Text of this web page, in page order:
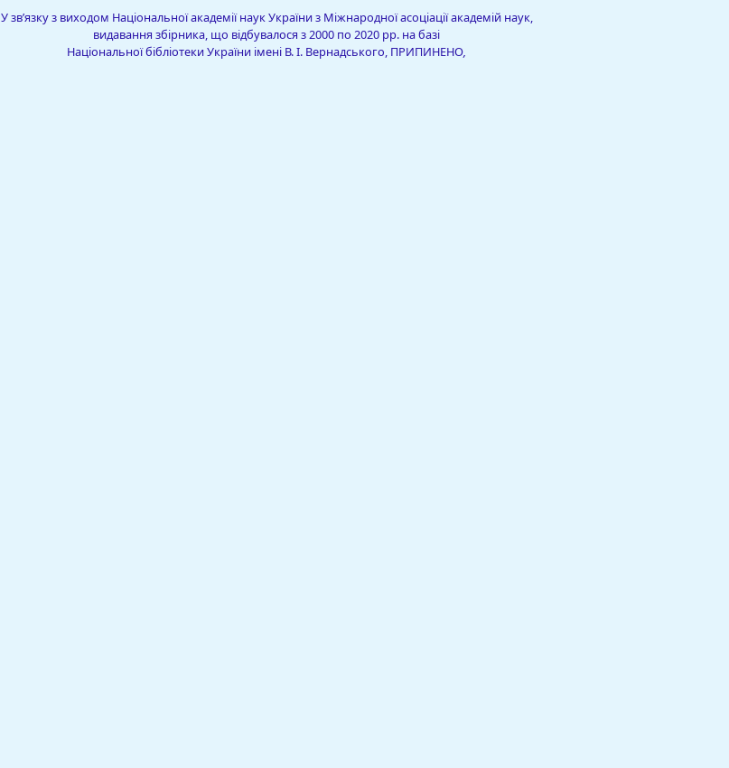
У зв’язку з виходом Національної академії наук України з Міжнародної асоціації академій наук,
видавання збірника, що відбувалося з 2000 по 2020 рр. на базі
Національної бібліотеки України імені В. І. Вернадського, ПРИПИНЕНО,